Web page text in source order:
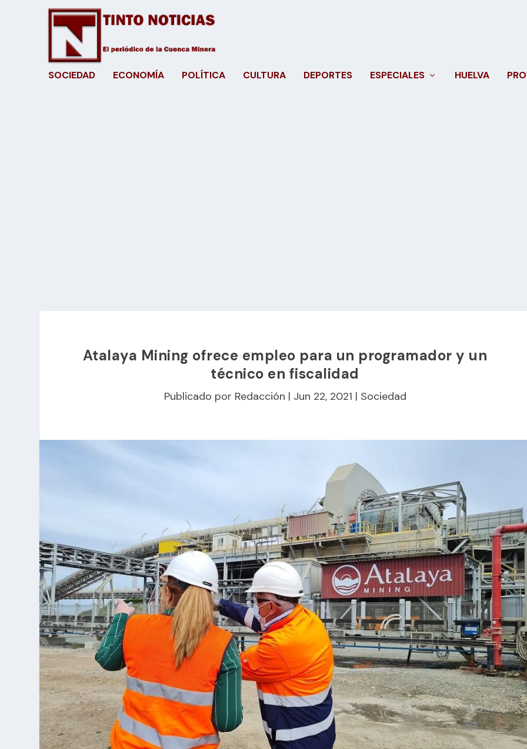
SOCIEDAD ECONOMÍA POLÍTICA CULTURA DEPORTES ESPECIALES HUELVA
Atalaya Mining ofrece empleo para un programador y un
técnico en fiscalidad
Publicado por Redacción | Jun 22, 2021 | Sociedad